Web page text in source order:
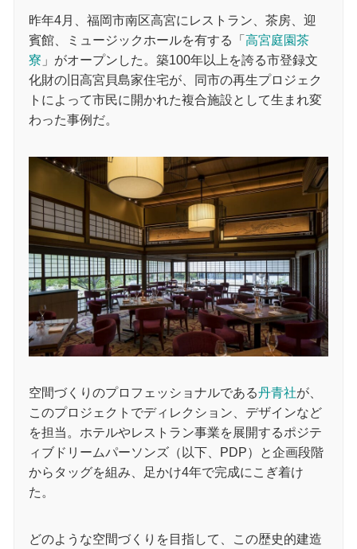
昨年4月、福岡市南区高宮にレストラン、茶房、迎
賓館、ミュージックホールを有する「 高宮庭園茶
寮 」がオープンした。築100年以上を誇る市登録文
化財の旧高宮貝島家住宅が、同市の再生プロジェク
トによって市民に開かれた複合施設として生まれ変
わった事例だ。
空間づくりのプロフェッショナルである丹青社が、
このプロジェクトでディレクション、デザインなど
を担当。ホテルやレストラン事業を展開するポジテ
ィブドリームパーソンズ（以下、PDP）と企画段階
からタッグを組み、足かけ4年で完成にこぎ着け
た。
どのような空間づくりを目指して、この歴史的建造